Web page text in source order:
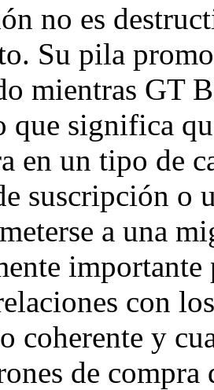
no es
Su pila
mientras GT
que significa
en un tipo de
suscripción
a una
importante
con
coherente y
de